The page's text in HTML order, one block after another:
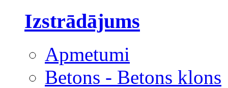
Izstrādājums
Apmetumi
Betons - Betons klons